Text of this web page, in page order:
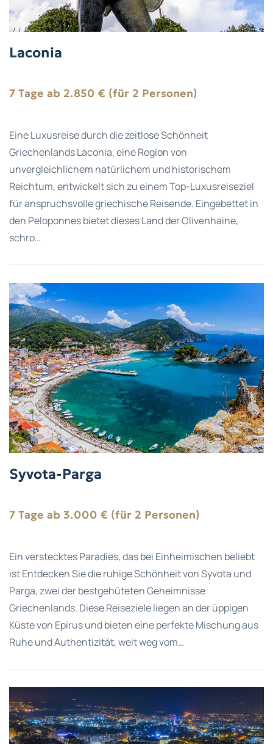
Laconia
7 Tage ab 2.850 € (für 2 Personen)
Eine Luxusreise durch die zeitlose Schönheit
Griechenlands Laconia, eine Region von
unvergleichlichem natürlichem und historischem
Reichtum, entwickelt sich zu einem Top-Luxusreiseziel
für anspruchsvolle griechische Reisende. Eingebettet in
den Peloponnes bietet dieses Land der Olivenhaine,
schro…
Syvota-Parga
7 Tage ab 3.000 € (für 2 Personen)
Ein verstecktes Paradies, das bei Einheimischen beliebt
ist Entdecken Sie die ruhige Schönheit von Syvota und
Parga, zwei der bestgehüteten Geheimnisse
Griechenlands. Diese Reiseziele liegen an der üppigen
Küste von Epirus und bieten eine perfekte Mischung aus
Ruhe und Authentizität, weit weg vom…